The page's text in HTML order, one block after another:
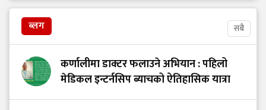
ब्लग सबै
कर्णालीमा डाक्टर फलाउने अभियान : पहिलो
मेडिकल इन्टर्नसिप ब्याचको ऐतिहासिक यात्रा